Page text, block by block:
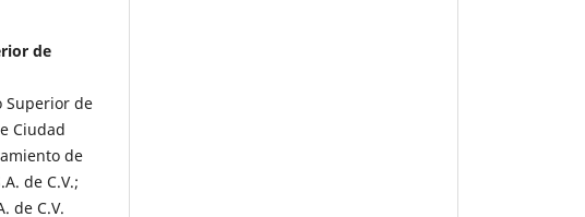
de
de
Ciudad
de
de C.V.;
de C.V.